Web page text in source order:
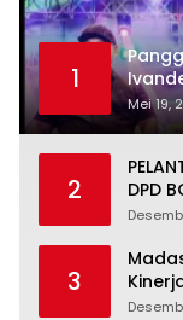
1
Mei 19,
2
DPD
3